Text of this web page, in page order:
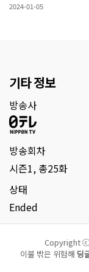
2024-01-05
기타 정보
방송사
방송회차
시즌1, 총25화
상태
Ended
Copyright
이불 밖은 위험해 딩